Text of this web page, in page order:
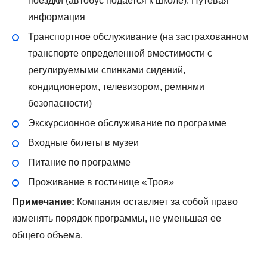
информация
Транспортное обслуживание (на застрахованном
транспорте определенной вместимости с
регулируемыми спинками сидений,
кондиционером, телевизором, ремнями
безопасности)
Экскурсионное обслуживание по программе
Входные билеты в музеи
Питание по программе
Проживание в гостинице «Троя»
Примечание: Компания оставляет за собой право
изменять порядок программы, не уменьшая ее
общего объема.